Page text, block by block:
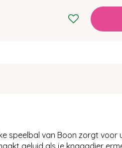
speelbal van Boon zorgt voor
geluid als je knaagdier